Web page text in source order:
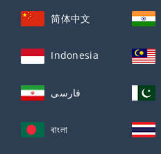
简体中文
Indonesia
فارسی
বাংলা